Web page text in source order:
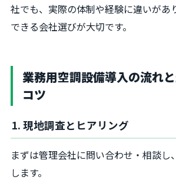
社でも、実際の体制や経験に違いがあ
できる会社選びが大切です。
業務用空調設備導入の流れ
コツ
1. 現地調査とヒアリング
まずは管理会社に問い合わせ・相談し
します。